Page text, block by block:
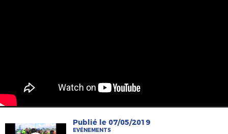
Publié le 07/05/2019
EVÉNEMENTS